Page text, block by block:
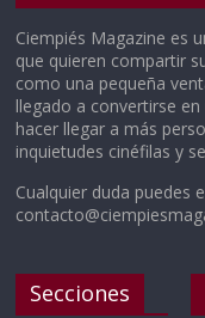
Ciempiés Magazine es
que quieren compartir
como una pequeña
llegado a convertirse
hacer llegar a más
inquietudes cinéfilas y
Cualquier duda puedes
Secciones